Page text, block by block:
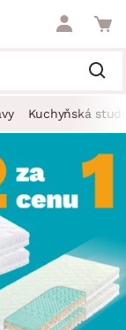
Kuchyňská